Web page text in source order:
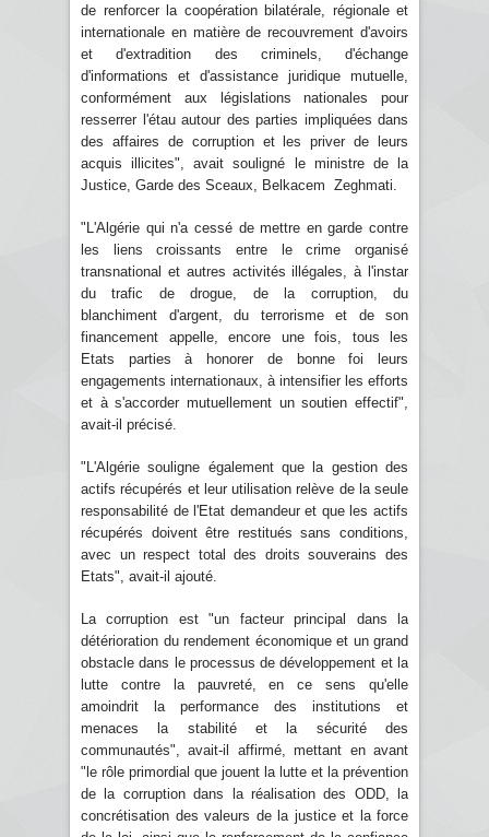
de renforcer la coopération bilatérale, régionale et
internationale en matière de recouvrement d'avoirs
et d'extradition des criminels, d'échange
d'informations et d'assistance juridique mutuelle,
conformément aux législations nationales pour
resserrer l'étau autour des parties impliquées dans
des affaires de corruption et les priver de leurs
acquis illicites", avait souligné le ministre de la
Justice, Garde des Sceaux, Belkacem Zeghmati.
"L'Algérie qui n'a cessé de mettre en garde contre
les liens croissants entre le crime organisé
transnational et autres activités illégales, à l'instar
du trafic de drogue, de la corruption, du
blanchiment d'argent, du terrorisme et de son
financement appelle, encore une fois, tous les
Etats parties à honorer de bonne foi leurs
engagements internationaux, à intensifier les efforts
et à s'accorder mutuellement un soutien effectif",
avait-il précisé.
"L'Algérie souligne également que la gestion des
actifs récupérés et leur utilisation relève de la seule
responsabilité de l'Etat demandeur et que les actifs
récupérés doivent être restitués sans conditions,
avec un respect total des droits souverains des
Etats", avait-il ajouté.
La corruption est "un facteur principal dans la
détérioration du rendement économique et un grand
obstacle dans le processus de développement et la
lutte contre la pauvreté, en ce sens qu'elle
amoindrit la performance des institutions et
menaces la stabilité et la sécurité des
communautés", avait-il affirmé, mettant en avant
"le rôle primordial que jouent la lutte et la prévention
de la corruption dans la réalisation des ODD, la
concrétisation des valeurs de la justice et la force